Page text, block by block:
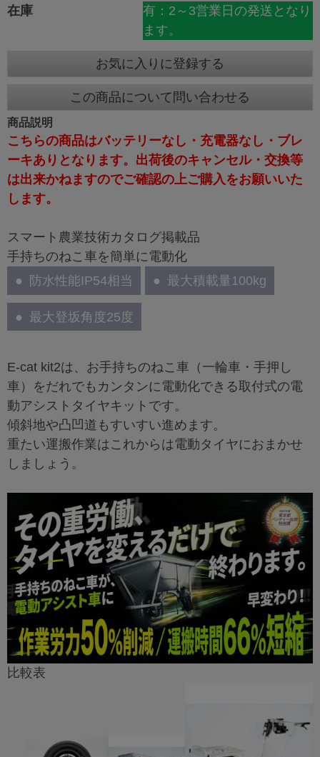
在庫
有：2～3営業日の発送となり
ます。
お気に入りに登録する
この商品について問い合わせる
商品説明
こちらの商品はバッテリーなし・充電器なし・ブレ
ーキありとなります。出荷後のキャンセル・交換等
は出来かねますのでご確認の上ご購入をお願いいた
します。
スマート農業技術カタログ掲載品
手持ちのねこ車を簡単に電動化
防水性能IP54相当
最大積載量100kg
最大登坂角度25度
E-cat kit2は、お手持ちのねこ車（一輪車・手押し
車）をだれでもカンタンに電動化できる取付式の電
動アシストタイヤキットです。
傾斜地や凸凹道もすいすい進めます。
重たい運搬作業はこれからは電動タイヤにおまかせ
しましょう。
比較表